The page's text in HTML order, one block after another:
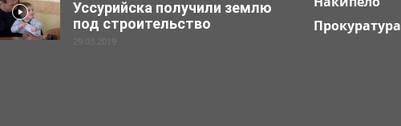
Уссурийска получили землю
под строительство
29.03.2019
Прокуратура